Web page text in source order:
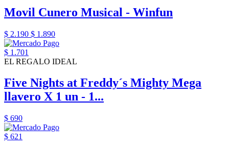
Movil Cunero Musical - Winfun
$ 2.190 $ 1.890
$ 1.701
EL REGALO IDEAL
Five Nights at Freddy´s Mighty Mega
llavero X 1 un - 1...
$ 690
$ 621